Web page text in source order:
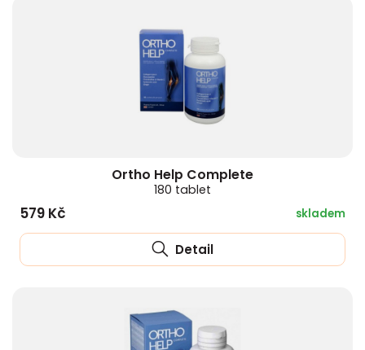
Ortho Help Complete
180 tablet
579 Kč skladem
Detail